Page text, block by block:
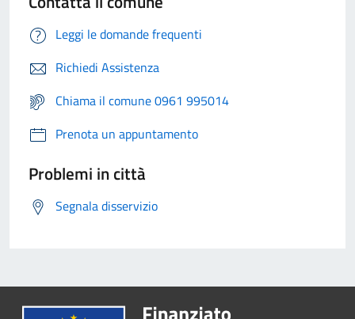
Leggi le domande frequenti
Richiedi Assistenza
Chiama il comune 0961 995014
Prenota un appuntamento
Problemi in città
Segnala disservizio